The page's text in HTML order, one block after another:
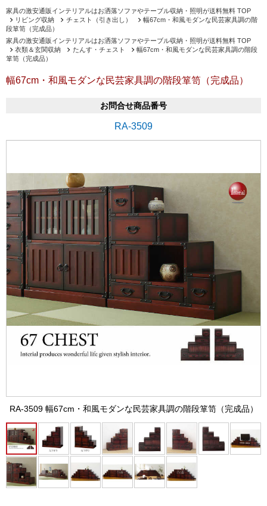
家具の激安通販インテリアルはお洒落ソファやテーブル収納・照明が送料無料 TOP
リビング収納
チェスト（引き出し）
幅67cm・和風モダンな民芸家具調の階
段箪笥（完成品）
家具の激安通販インテリアルはお洒落ソファやテーブル収納・照明が送料無料 TOP
衣類＆玄関収納
たんす・チェスト
幅67cm・和風モダンな民芸家具調の階段
箪笥（完成品）
幅67cm・和風モダンな民芸家具調の階段箪笥（完成品）
お問合せ商品番号
RA-3509
RA-3509 幅67cm・和風モダンな民芸家具調の階段箪笥（完成品）